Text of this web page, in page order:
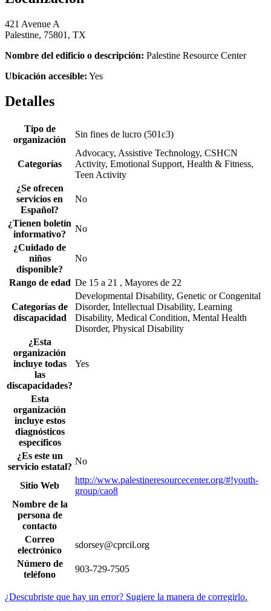
421 Avenue A
Palestine, 75801, TX
Nombre del edificio o descripción: Palestine Resource Center
Ubicación accesible: Yes
Detalles
Tipo de
organización
Sin fines de lucro (501c3)
Categorías
Advocacy, Assistive Technology, CSHCN
Activity, Emotional Support, Health & Fitness,
Teen Activity
¿Se ofrecen
servicios en
Español?
No
¿Tienen boletín
informativo?
No
¿Cuidado de
niños
disponible?
No
Rango de edad De 15 a 21 , Mayores de 22
Categorías de
discapacidad
Developmental Disability, Genetic or Congenital
Disorder, Intellectual Disability, Learning
Disability, Medical Condition, Mental Health
Disorder, Physical Disability
¿Esta
organización
incluye todas
las
discapacidades?
Yes
Esta
organización
incluye estos
diagnósticos
específicos
¿Es este un
servicio estatal?
No
Sitio Web
http://www.palestineresourcecenter.org/#!youth-
group/cao8
Nombre de la
persona de
contacto
Correo
electrónico
sdorsey@cprcil.org
Número de
teléfono
903-729-7505
¿Descubriste que hay un error? Sugiere la manera de corregirlo.